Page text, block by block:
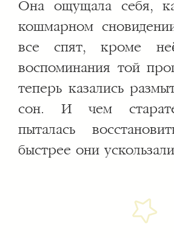
Она ощущала себя,
кошмарном
все спят, кроме
воспоминания той
теперь казались
сон. И чем
пыталась
быстрее они